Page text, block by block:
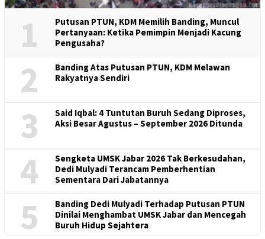
1
Putusan PTUN, KDM Memilih Banding, Muncul
Pertanyaan: Ketika Pemimpin Menjadi Kacung
Pengusaha?
2
Banding Atas Putusan PTUN, KDM Melawan
Rakyatnya Sendiri
3
Said Iqbal: 4 Tuntutan Buruh Sedang Diproses,
Aksi Besar Agustus – September 2026 Ditunda
4
Sengketa UMSK Jabar 2026 Tak Berkesudahan,
Dedi Mulyadi Terancam Pemberhentian
Sementara Dari Jabatannya
5
Banding Dedi Mulyadi Terhadap Putusan PTUN
Dinilai Menghambat UMSK Jabar dan Mencegah
Buruh Hidup Sejahtera